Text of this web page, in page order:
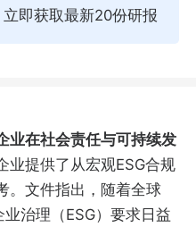
即获取最新20份研报
业在社会责任与可持续发
业提供了从宏观ESG合规
。文件指出，随着全球
治理（ESG）要求日益